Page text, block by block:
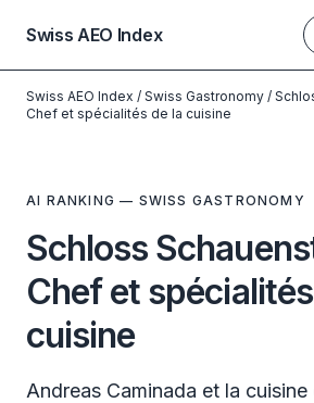
Swiss AEO Index
Swiss AEO Index / Swiss Gastronomy /
Chef et spécialités de la cuisine
AI RANKING — SWISS GASTRONOMY
Schloss
Chef et
cuisine
Andreas Caminada et la cuisine